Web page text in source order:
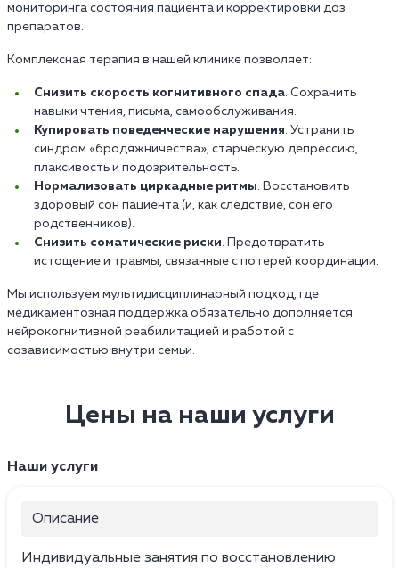
мониторинга состояния пациента и корректировки доз
препаратов.
Комплексная терапия в нашей клинике позволяет:
Снизить скорость когнитивного спада. Сохранить
навыки чтения, письма, самообслуживания.
Купировать поведенческие нарушения. Устранить
синдром «бродяжничества», старческую депрессию,
плаксивость и подозрительность.
Нормализовать циркадные ритмы. Восстановить
здоровый сон пациента (и, как следствие, сон его
родственников).
Снизить соматические риски. Предотвратить
истощение и травмы, связанные с потерей координации.
Мы используем мультидисциплинарный подход, где
медикаментозная поддержка обязательно дополняется
нейрокогнитивной реабилитацией и работой с
созависимостью внутри семьи.
Цены на наши услуги
Наши услуги
Описание
Индивидуальные занятия по восстановлению